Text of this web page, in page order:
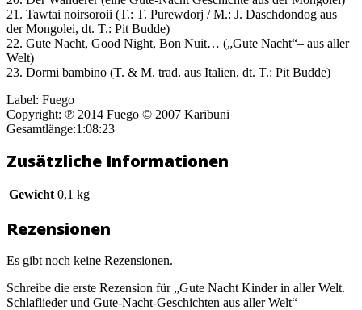
21. Tawtai noirsoroii (T.: T. Purewdorj / M.: J. Daschdondog aus
der Mongolei, dt. T.: Pit Budde)
22. Gute Nacht, Good Night, Bon Nuit… („Gute Nacht“– aus aller
Welt)
23. Dormi bambino (T. & M. trad. aus Italien, dt. T.: Pit Budde)
Label: Fuego
Copyright: ℗ 2014 Fuego © 2007 Karibuni
Gesamtlänge:1:08:23
Zusätzliche Informationen
Gewicht 0,1 kg
Rezensionen
Es gibt noch keine Rezensionen.
Schreibe die erste Rezension für „Gute Nacht Kinder in aller Welt.
Schlaflieder und Gute-Nacht-Geschichten aus aller Welt“